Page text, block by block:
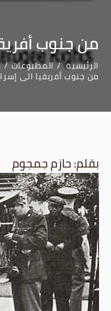
من جنوب
الرئيسية المطبوعات
من جنوب أفريقيا الى
بقلم: حازم جمجوم